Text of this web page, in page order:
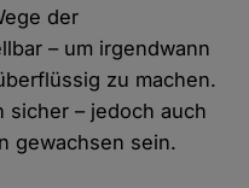
der
– um irgendwann
zu machen.
sicher – jedoch auch
gewachsen sein.